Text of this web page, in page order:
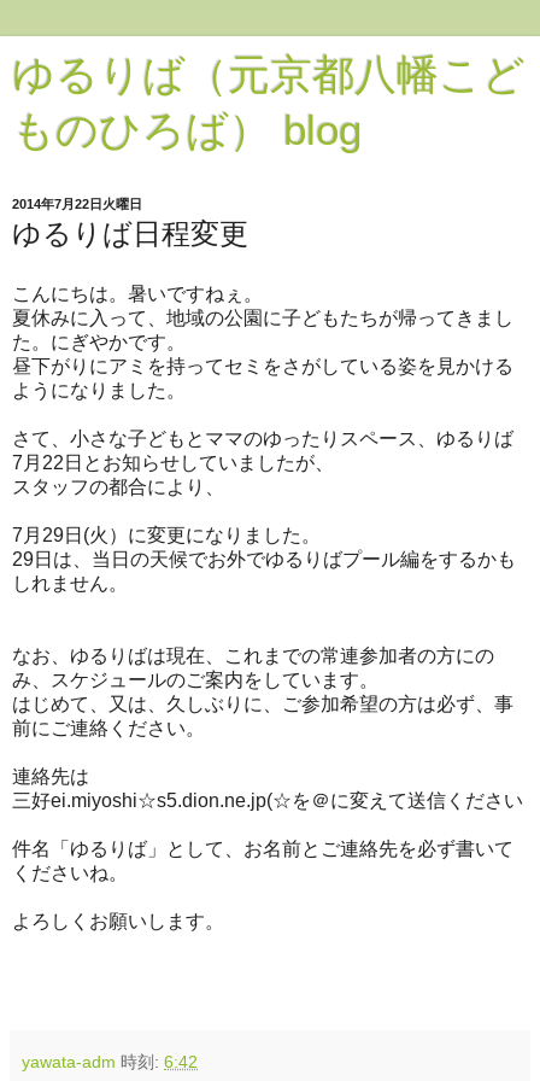
ゆるりば（元京都八幡こど
ものひろば） blog
2014年7月22日火曜日
ゆるりば日程変更
こんにちは。暑いですねぇ。
夏休みに入って、地域の公園に子どもたちが帰ってきまし
た。にぎやかです。
昼下がりにアミを持ってセミをさがしている姿を見かける
ようになりました。
さて、小さな子どもとママのゆったりスペース、ゆるりば
7月22日とお知らせしていましたが、
スタッフの都合により、
7月29日(火）に変更になりました。
29日は、当日の天候でお外でゆるりばプール編をするかも
しれません。
なお、ゆるりばは現在、これまでの常連参加者の方にの
み、スケジュールのご案内をしています。
はじめて、又は、久しぶりに、ご参加希望の方は必ず、事
前にご連絡ください。
連絡先は
三好ei.miyoshi☆s5.dion.ne.jp(☆を＠に変えて送信ください
件名「ゆるりば」として、お名前とご連絡先を必ず書いて
くださいね。
よろしくお願いします。
yawata-adm 時刻: 6:42